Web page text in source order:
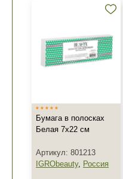
Бумага в полосках
Белая 7х22 см
Артикул: 801213
IGRObeauty, Россия